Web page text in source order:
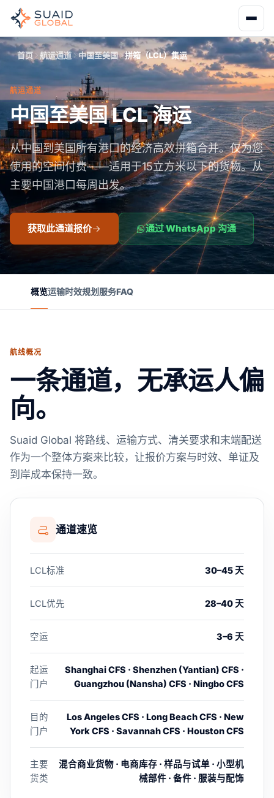
首页 航运通道 中国至美国 拼箱（LCL）集运
航运通道
中国至美国 LCL 海运
从中国到美国所有港口的经济高效拼箱合并。仅为您
使用的空间付费——适用于15立方米以下的货物。从
主要中国港口每周出发。
获取此通道报价 通过 WhatsApp 沟通
概览运输时效规划 服务FAQ
航线概况
一条通道，无承运人偏
向。
Suaid Global 将路线、运输方式、清关要求和末端配送
作为一个整体方案来比较，让报价方案与时效、单证及
到岸成本保持一致。
通道速览
LCL标准 30–45 天
LCL优先 28–40 天
空运 3–6 天
起运
门户
Shanghai CFS · Shenzhen (Yantian) CFS ·
Guangzhou (Nansha) CFS · Ningbo CFS
目的
门户
Los Angeles CFS · Long Beach CFS · New
York CFS · Savannah CFS · Houston CFS
主要
货类
混合商业货物 · 电商库存 · 样品与试单 · 小型机
械部件 · 备件 · 服装与配饰